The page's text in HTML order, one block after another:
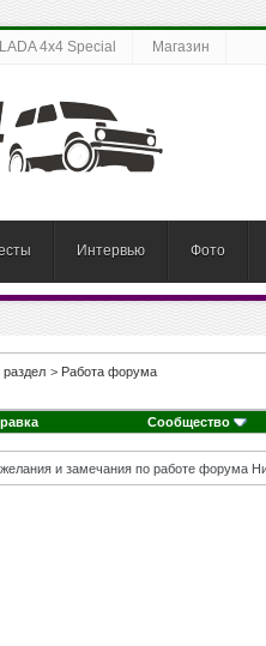
LADA 4x4 Special Магазин
Интервью Фото
> Работа форума
Сообщество
и замечания по работе форума